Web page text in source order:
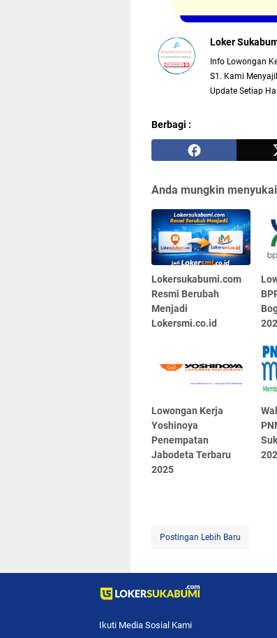
Loker
Info Lowongan
S1. Kami
Update Setiap
Berbagi :
Anda mungkin
Lokersukabumi.com
Resmi Berubah
Menjadi
Lokersmi.co.id
Lowongan Kerja
Yoshinoya
Penempatan
Jabodeta Terbaru
2025
Postingan Lebih Baru
Ikuti Media Sosial Kami